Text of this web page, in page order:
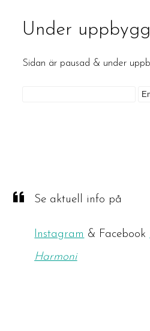
Under
Sidan är pausad & under
Se aktuell info på
Instagram & Facebook
Harmoni